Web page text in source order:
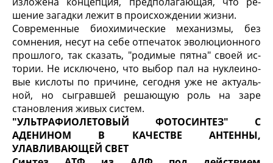
шение загадки лежит в происхождении жизни.
Современные биохимические механизмы, без
сомнения, несут на себе отпечаток эволюционного
прошлого, так сказать, "родимые пятна" своей ис­
тории. Не исключено, что выбор пал на нуклеино­
вые кислоты по причине, сегодня уже не актуаль­
ной, но сыгравшей решающую роль на заре
становления живых систем.
"УЛЬТРАФИОЛЕТОВЫЙ ФОТОСИНТЕЗ" С
АДЕНИНОМ В КАЧЕСТВЕ АНТЕННЫ,
УЛАВЛИВАЮЩЕЙ СВЕТ